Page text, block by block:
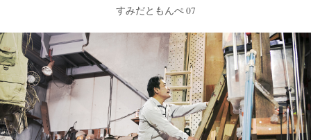
すみだともんぺ 07